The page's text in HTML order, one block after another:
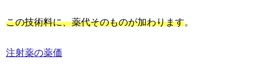
この技術料に、薬代そのものが加わります
注射薬の薬価